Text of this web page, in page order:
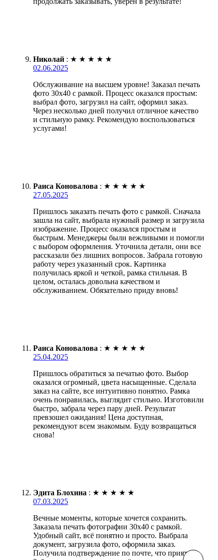
Николай : ★ ★ ★ ★ ★
02.06.2025
Обслуживание на высшем уровне! Заказал печать
фото 30х40 с рамкой. Процесс оказался простым:
выбрал фото, загрузил на сайт, оформил заказ.
Через несколько дней получил отличное качество
и стильную рамку. Рекомендую воспользоваться
услугами!
Раиса Коновалова : ★ ★ ★ ★ ★
27.05.2025
Пришлось заказать печать фото с рамкой. Сначала
зашла на сайт, выбрала нужный размер и загрузила
изображение. Процесс оказался простым и
быстрым. Менеджеры были вежливыми и помогли
с выбором оформления. Уточнила детали, они все
рассказали без лишних вопросов. Забрала готовую
работу через указанный срок. Картинка
получилась яркой и четкой, рамка стильная. В
целом, осталась довольна качеством и
обслуживанием. Обязательно приду вновь!
Раиса Коновалова : ★ ★ ★ ★ ★
25.04.2025
Пришлось обратиться за печатью фото. Выбор
оказался огромный, цвета насыщенные. Сделала
заказ на сайте, все интуитивно понятно. Рамка
очень понравилась, выглядит стильно. Изготовили
быстро, забрала через пару дней. Результат
превзошел ожидания! Цена доступная,
рекомендуют всем знакомым. Буду возвращаться
снова!
Эдита Блохина : ★ ★ ★ ★ ★
07.03.2025
Вечные моменты, которые хочется сохранить.
Заказала печать фотографии 30х40 с рамкой.
Удобный сайт, всё понятно и просто. Выбрала
документ, загрузила фото, оформила заказ.
Получила подтверждение по почте, что приятно.